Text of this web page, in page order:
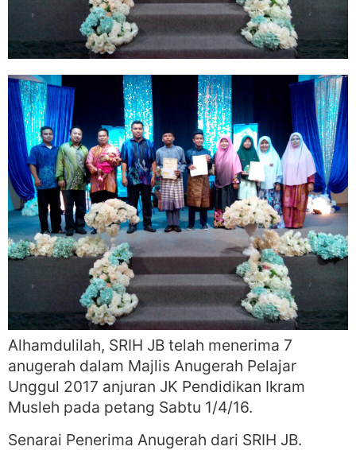
Alhamdulilah, SRIH JB telah menerima 7
anugerah dalam Majlis Anugerah Pelajar
Unggul 2017 anjuran JK Pendidikan Ikram
Musleh pada petang Sabtu 1/4/16.
Senarai Penerima Anugerah dari SRIH JB.